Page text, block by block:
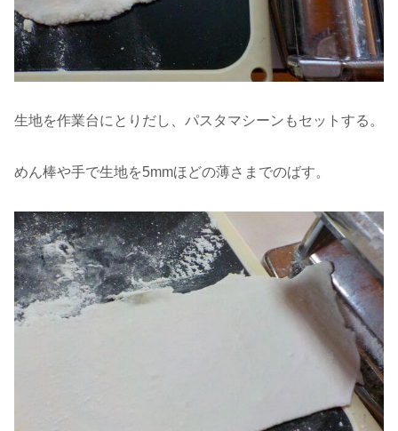
生地を作業台にとりだし、パスタマシーンもセットする。
めん棒や手で生地を5mmほどの薄さまでのばす。